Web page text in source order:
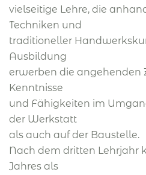
vielseitige Lehre, die
Techniken und
traditioneller
Ausbildung
erwerben die angehenden
Kenntnisse
und Fähigkeiten im
der Werkstatt
als auch auf der Baustelle.
Nach dem dritten Lehrjahr
Jahres als